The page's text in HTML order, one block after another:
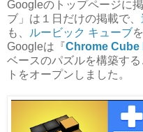
Googleのトップページに
ブ」は１日だけの掲載で、
も、
ルービック キューブ
Googleは『Chrome Cube
ベースのパズルを構築す
トをオープンしました。